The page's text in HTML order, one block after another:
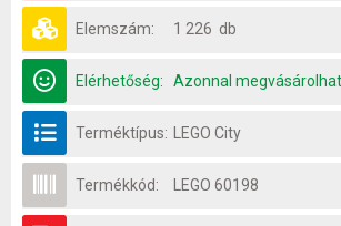
Elemszám: 1 226 db
Elérhetőség: Azonnal
Terméktípus: LEGO City
Termékkód: LEGO 60198